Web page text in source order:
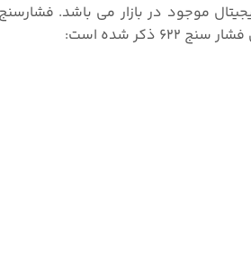
های دیجیتال موجود در بازار می باشد.